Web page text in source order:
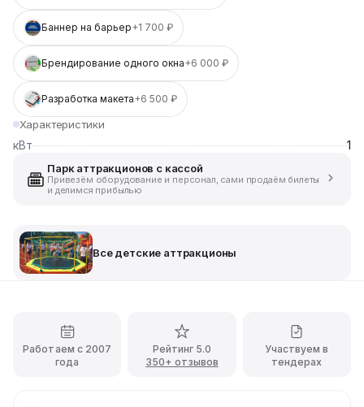
Баннер на барьер+1 700 ₽
Брендирование одного окна+6 000 ₽
Разработка макета+6 500 ₽
Характеристики
кВт 1
Парк аттракционов с кассой
Привезём оборудование и персонал, сами продаём билеты
и делимся прибылью
Все детские аттракционы
Работаем с 2007
года
Рейтинг 5.0
350+ отзывов
Участвуем в
тендерах